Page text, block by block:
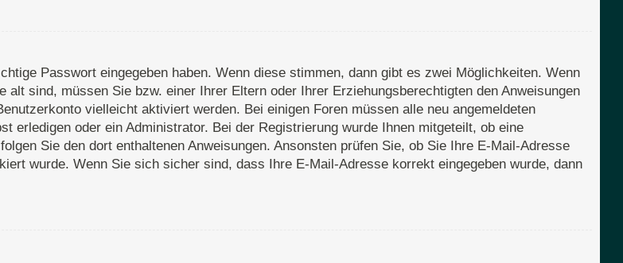
Passwort eingegeben haben. Wenn diese stimmen, dann gibt es zwei Möglichkeiten. Wenn
sind, müssen Sie bzw. einer Ihrer Eltern oder Ihrer Erziehungsberechtigten den Anweisungen
vielleicht aktiviert werden. Bei einigen Foren müssen alle neu angemeldeten
erledigen oder ein Administrator. Bei der Registrierung wurde Ihnen mitgeteilt, ob eine
Sie den dort enthaltenen Anweisungen. Ansonsten prüfen Sie, ob Sie Ihre E-Mail-Adresse
wurde. Wenn Sie sich sicher sind, dass Ihre E-Mail-Adresse korrekt eingegeben wurde, dann